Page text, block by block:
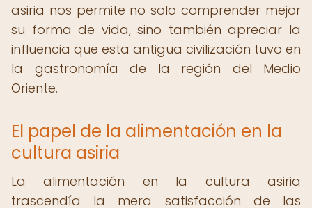
asiria nos permite no solo comprender mejor
su forma de vida, sino también apreciar la
influencia que esta antigua civilización tuvo en
la gastronomía de la región del Medio
Oriente.
El papel de la alimentación en la
cultura asiria
La alimentación en la cultura asiria
trascendía la mera satisfacción de las